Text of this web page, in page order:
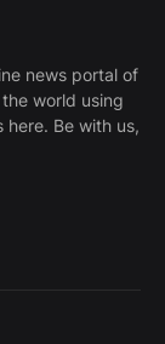
news portal of
world using
Be with us,